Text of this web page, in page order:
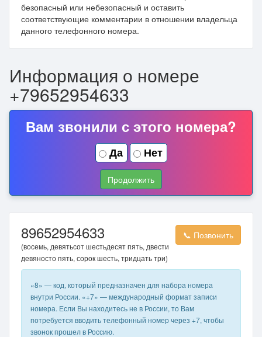
безопасный или небезопасный и оставить
соответствующие комментарии в отношении владельца
данного телефонного номера.
Информация о номере
+79652954633
Вам звонили с этого номера?
Да Нет
Продолжить
89652954633 📞 Позвонить
(восемь, девятьсот шестьдесят пять, двести
девяносто пять, сорок шесть, тридцать три)
«8» — код, который предназначен для набора номера
внутри России. «+7» — международный формат записи
номера. Если Вы находитесь не в России, то Вам
потребуется вводить телефонный номер через +7, чтобы
звонок прошел в Россию.